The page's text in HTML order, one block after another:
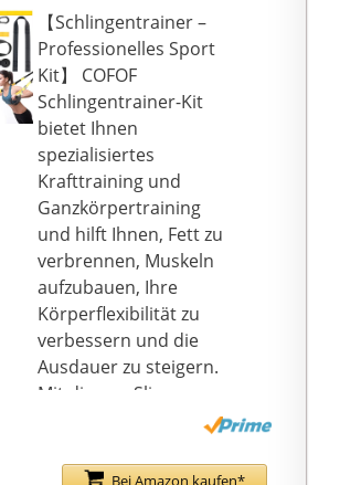
rutschfesten
Gummigriffen,
exklusiven Karabiner-
Verankerungsgurten.
Dieses RHINOSPORT
Schlingentrainer für
zuhause ist in der Lage,
den HÖCHSTEN
ARBEITSGRÖSSEN (bis
zu 500 kg)
standzuhalten.
✅Einfach einzurichten
und leicht zu bedienen:
Der Hauptgurt lässt
sich einfach auf die
Länge einstellen, kann
Klimmzugstange
【Schlingentrainer –
Professionelles Sport
Kit】 COFOF
Schlingentrainer-Kit
bietet Ihnen
spezialisiertes
Krafttraining und
Ganzkörpertraining
und hilft Ihnen, Fett zu
verbrennen, Muskeln
aufzubauen, Ihre
Körperflexibilität zu
verbessern und die
Ausdauer zu steigern.
Mit diesem Sling
Trainer-Kit können Sie
jederzeit und überall
Bei Amazon kaufen*